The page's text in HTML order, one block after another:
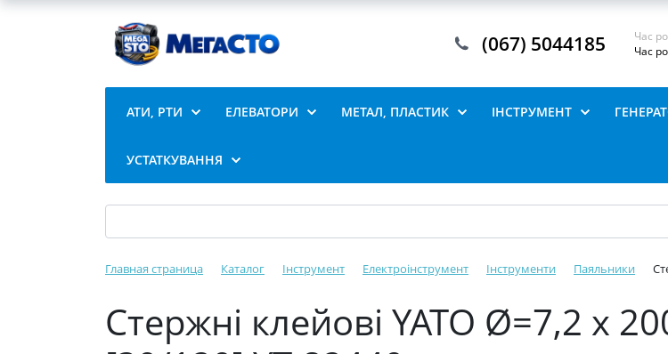
(067) 5044185
Час
Час
АТИ, РТИ ЕЛЕВАТОРИ МЕТАЛ, ПЛАСТИК ІНСТРУМЕНТ
УСТАТКУВАННЯ
Главная страница Каталог Інструмент Електроінструмент Інструменти Паяльники
Стержні клейові YATO Ø=7,2 х